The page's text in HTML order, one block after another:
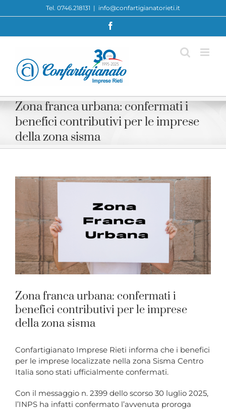
to
Tel. 0746.218131 | info@confartigianatorieti.it
Zona franca urbana: confermati i
benefici contributivi per le imprese
della zona sisma
View
Image
Zona franca urbana: confermati i
benefici contributivi per le imprese
della zona sisma
Confartigianato Imprese Rieti informa che i benefici
per le imprese localizzate nella zona Sisma Centro
Italia sono stati ufficialmente confermati.
Con il messaggio n. 2399 dello scorso 30 luglio 2025,
l’INPS ha infatti confermato l’avvenuta proroga